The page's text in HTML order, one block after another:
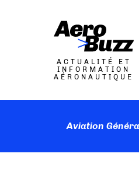
ACTUALITÉ ET
INFORMATION
AÉRONAUTIQUE
Aviation